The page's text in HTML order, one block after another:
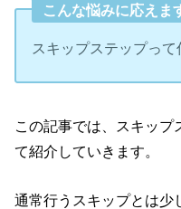
こんな悩みに応えま
スキップステップって
この記事では、スキッ
て紹介していきます。
通常行うスキップとは少